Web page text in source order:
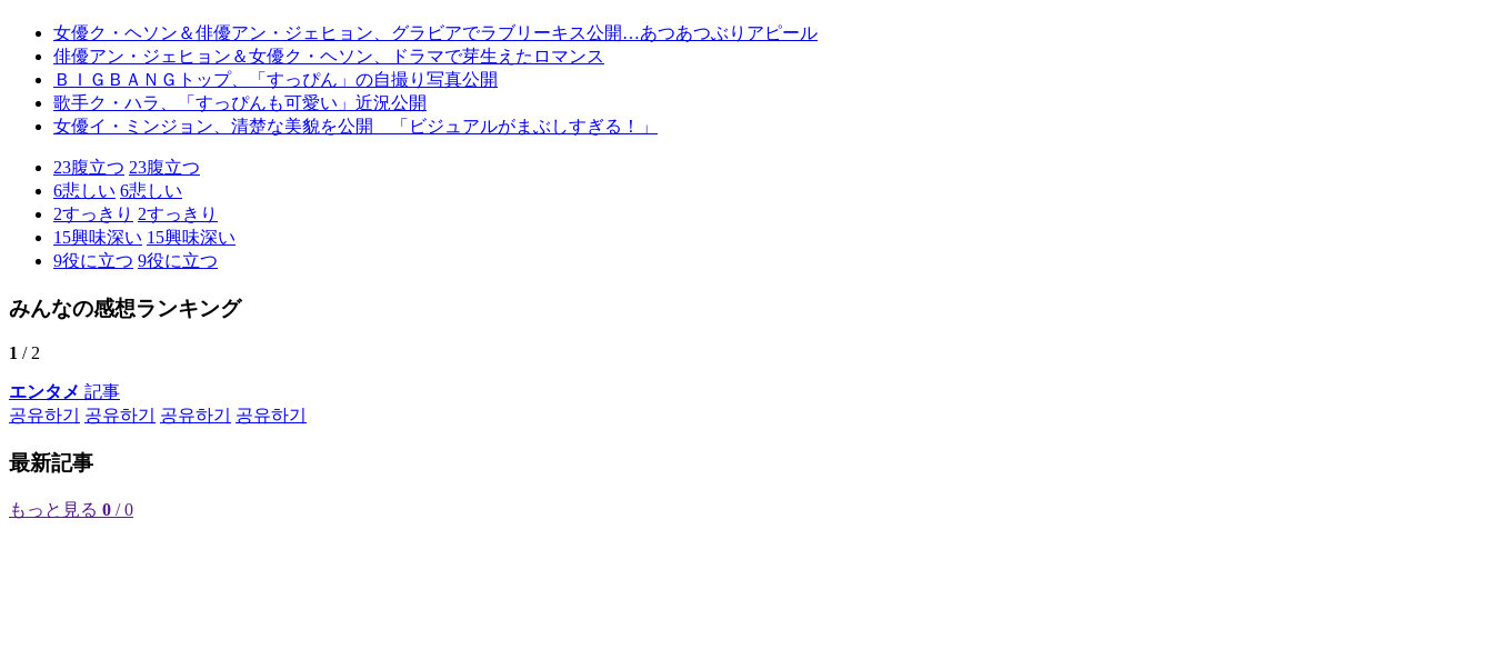
女優ク・ヘソン＆俳優アン・ジェヒョン、グラビアでラブリーキス公開…あつあつぶりアピール
俳優アン・ジェヒョン＆女優ク・ヘソン、ドラマで芽生えたロマンス
ＢＩＧＢＡＮＧトップ、「すっぴん」の自撮り写真公開
歌手ク・ハラ、「すっぴんも可愛い」近況公開
女優イ・ミンジョン、清楚な美貌を公開 「ビジュアルがまぶしすぎる！」
23腹立つ 23腹立つ
6悲しい 6悲しい
2すっきり 2すっきり
15興味深い 15興味深い
9役に立つ 9役に立つ
みんなの感想ランキング
1 / 2
エンタメ 記事
공유하기
공유하기 공유하기 공유하기
最新記事
もっと見る 0 / 0